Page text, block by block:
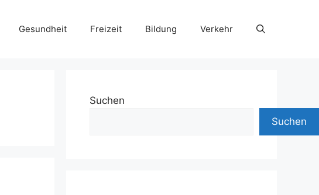
Gesundheit Freizeit Bildung Verkehr
Suchen
Suchen